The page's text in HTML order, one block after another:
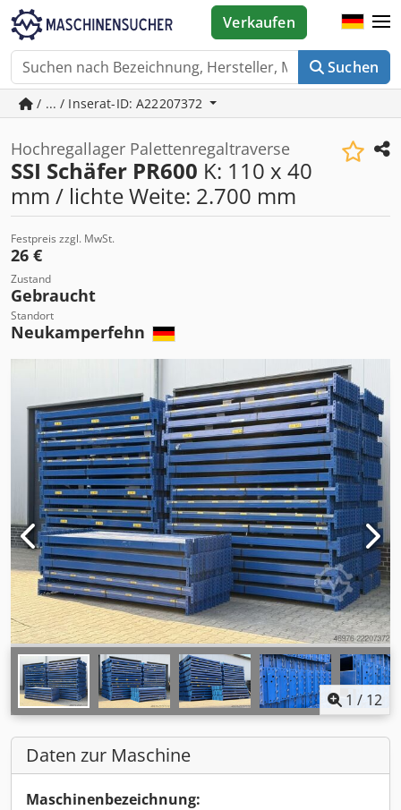
Suchen
Verkaufen
/ ... / Inserat-ID: A22207372
Hochregallager Palettenregaltraverse
SSI Schäfer PR600 K: 110 x 40
mm / lichte Weite: 2.700 mm
Festpreis zzgl. MwSt.
26 €
Zustand
Gebraucht
Standort
Neukamperfehn
1 / 12
Daten zur Maschine
Maschinenbezeichnung: